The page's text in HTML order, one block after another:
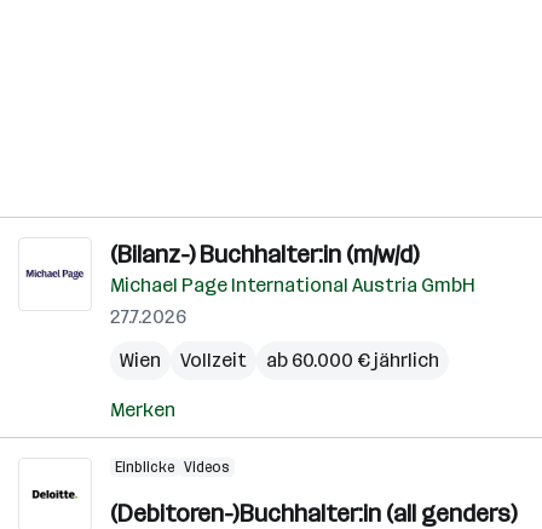
(Bilanz-) Buchhalter:in (m/w/d)
Michael Page International Austria GmbH
27.7.2026
Wien
Vollzeit ab 60.000 € jährlich
Merken
Einblicke Videos
(Debitoren-)Buchhalter:in (all genders)